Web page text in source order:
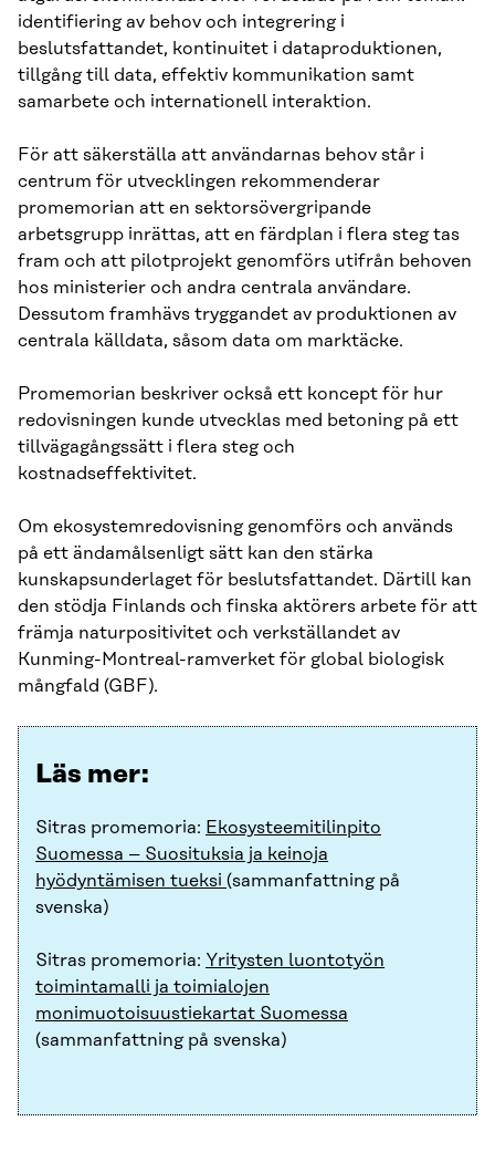
identifiering av behov och integrering i
beslutsfattandet, kontinuitet i dataproduktionen,
tillgång till data, effektiv kommunikation samt
samarbete och internationell interaktion.
För att säkerställa att användarnas behov står i
centrum för utvecklingen rekommenderar
promemorian att en sektorsövergripande
arbetsgrupp inrättas, att en färdplan i flera steg tas
fram och att pilotprojekt genomförs utifrån behoven
hos ministerier och andra centrala användare.
Dessutom framhävs tryggandet av produktionen av
centrala källdata, såsom data om marktäcke.
Promemorian beskriver också ett koncept för hur
redovisningen kunde utvecklas med betoning på ett
tillvägagångssätt i flera steg och
kostnadseffektivitet.
Om ekosystemredovisning genomförs och används
på ett ändamålsenligt sätt kan den stärka
kunskapsunderlaget för beslutsfattandet. Därtill kan
den stödja Finlands och finska aktörers arbete för att
främja naturpositivitet och verkställandet av
Kunming-Montreal-ramverket för global biologisk
mångfald (GBF).
Läs mer:
Sitras promemoria: Ekosysteemitilinpito
Suomessa – Suosituksia ja keinoja
hyödyntämisen tueksi (sammanfattning på
svenska)
Sitras promemoria: Yritysten luontotyön
toimintamalli ja toimialojen
monimuotoisuustiekartat Suomessa
(sammanfattning på svenska)